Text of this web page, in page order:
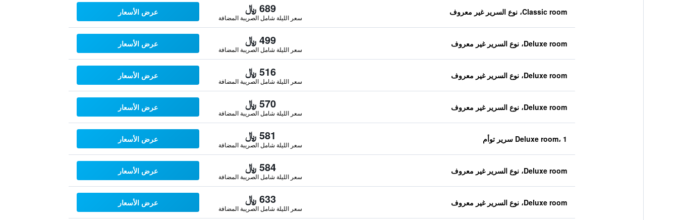
Classic room، نوع السرير غير معروف 689 ﷼
سعر الليلة شامل الصريبة المضافة
عرض الأسعار
Deluxe room، نوع السرير غير معروف 499 ﷼
سعر الليلة شامل الصريبة المضافة
عرض الأسعار
Deluxe room، نوع السرير غير معروف 516 ﷼
سعر الليلة شامل الصريبة المضافة
عرض الأسعار
Deluxe room، نوع السرير غير معروف 570 ﷼
سعر الليلة شامل الصريبة المضافة
عرض الأسعار
Deluxe room، 1 سرير توأم 581 ﷼
سعر الليلة شامل الصريبة المضافة
عرض الأسعار
Deluxe room، نوع السرير غير معروف 584 ﷼
سعر الليلة شامل الصريبة المضافة
عرض الأسعار
Deluxe room، نوع السرير غير معروف 633 ﷼
سعر الليلة شامل الصريبة المضافة
عرض الأسعار